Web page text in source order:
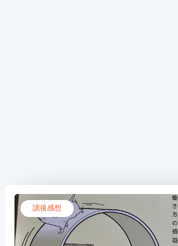
讀後感想